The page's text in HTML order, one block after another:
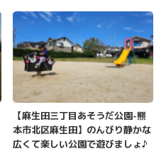
【麻生田三丁目あそうだ公園-熊
本市北区麻生田】のんびり静かな
広くて楽しい公園で遊びましょ♪